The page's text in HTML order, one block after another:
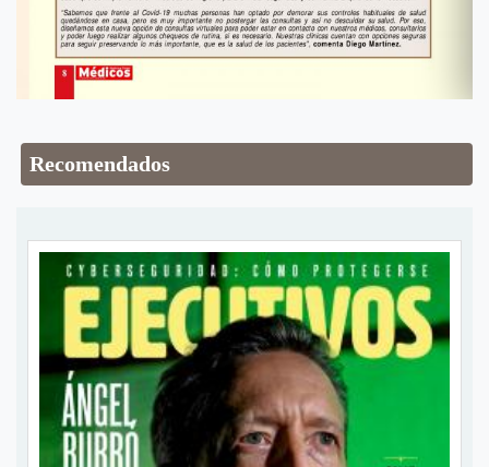
Recomendados